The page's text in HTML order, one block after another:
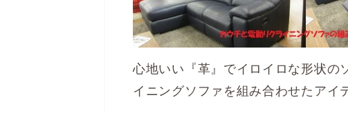
心地いい『革』でイロイロな形状の
イニングソファを組み合わせたアイ